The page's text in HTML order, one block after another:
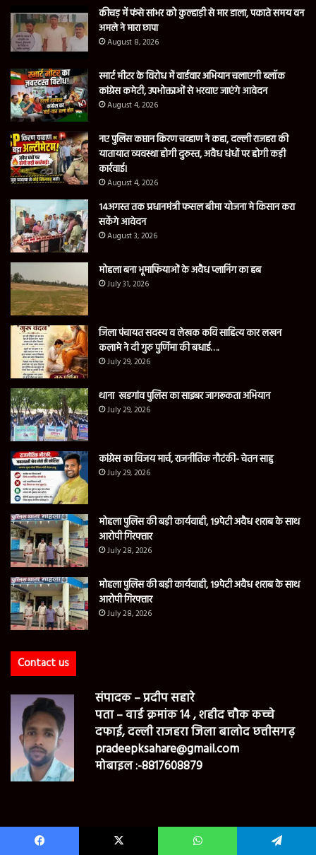
कीचड़ में फंसे सांभर को कुल्हाड़ी से मार डाला, पकाते समय वन
अमले ने मारा छापा
August 8, 2026
स्मार्ट मीटर के विरोध में वार्डवार अभियान चलाएगी ब्लॉक
कांग्रेस कमेटी, उपभोक्ताओं से भरवाए जाएंगे आवेदन
August 4, 2026
नए पुलिस कप्तान किरण चव्हाण ने कहा, दल्ली राजहरा की
यातायात व्यवस्था होगी दुरुस्त, अवैध धंधों पर होगी कड़ी
कार्रवाई।
August 4, 2026
14अगस्त तक प्रधानमंत्री फसल बीमा योजना मे किसान करा
सकेंगे आवेदन
August 3, 2026
मोहला बना भूमाफियाओं के अवैध प्लानिंग का हब
July 31, 2026
जिला पंचायत सदस्य व लेखक कवि साहित्य कार लखन
कलामे ने दी गुरु पुर्णिमा की बधाई….
July 29, 2026
थाना खडगांव पुलिस का साइबर जागरूकता अभियान
July 29, 2026
कांग्रेस का विजय मार्च, राजनीतिक नौटंकी- चेतन साहु
July 29, 2026
मोहला पुलिस की बड़ी कार्यवाही, 19पेटी अवैध शराब के साथ
आरोपी गिरफ्तार
July 28, 2026
मोहला पुलिस की बड़ी कार्यवाही, 19पेटी अवैध शराब के साथ
आरोपी गिरफ्तार
July 28, 2026
Contact us
संपादक – प्रदीप सहारे
पता – वार्ड क्रमांक 14 , शहीद चौक कच्चे
दफाई, दल्ली राजहरा जिला बालोद छत्तीसगढ़
pradeepksahare@gmail.com
मोबाइल :-8817608879
सह संपादक – योगेंद्र कुमार सिंगने